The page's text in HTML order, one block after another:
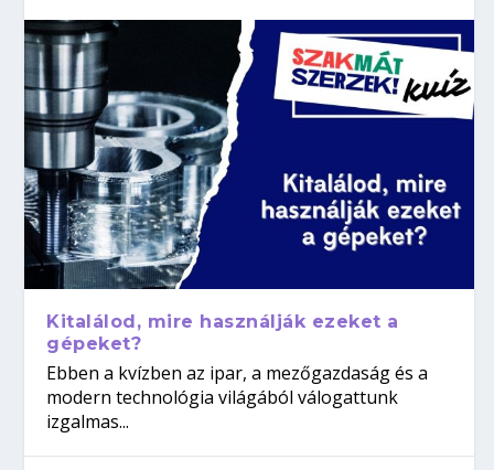
Kitalálod, mire használják ezeket a
gépeket?
Ebben a kvízben az ipar, a mezőgazdaság és a
modern technológia világából válogattunk
izgalmas...